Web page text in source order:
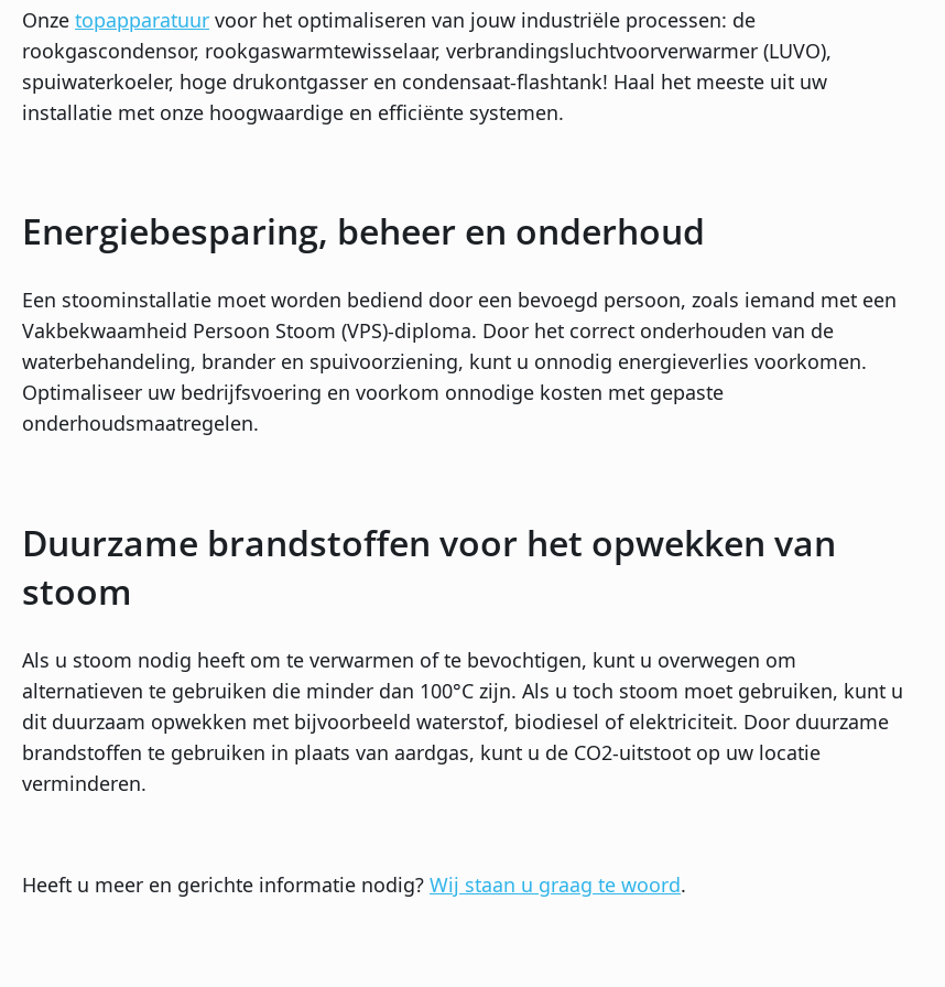
Onze topapparatuur voor het optimaliseren van jouw industriële processen: de
rookgascondensor, rookgaswarmtewisselaar, verbrandingsluchtvoorverwarmer (LUVO),
spuiwaterkoeler, hoge drukontgasser en condensaat-flashtank! Haal het meeste uit uw
installatie met onze hoogwaardige en efficiënte systemen.
Energiebesparing, beheer en onderhoud
Een stoominstallatie moet worden bediend door een bevoegd persoon, zoals iemand met een
Vakbekwaamheid Persoon Stoom (VPS)-diploma. Door het correct onderhouden van de
waterbehandeling, brander en spuivoorziening, kunt u onnodig energieverlies voorkomen.
Optimaliseer uw bedrijfsvoering en voorkom onnodige kosten met gepaste
onderhoudsmaatregelen.
Duurzame brandstoffen voor het opwekken van
stoom
Als u stoom nodig heeft om te verwarmen of te bevochtigen, kunt u overwegen om
alternatieven te gebruiken die minder dan 100°C zijn. Als u toch stoom moet gebruiken, kunt u
dit duurzaam opwekken met bijvoorbeeld waterstof, biodiesel of elektriciteit. Door duurzame
brandstoffen te gebruiken in plaats van aardgas, kunt u de CO2-uitstoot op uw locatie
verminderen.
Heeft u meer en gerichte informatie nodig? Wij staan u graag te woord.